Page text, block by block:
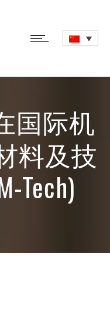
国际机
料及技
Tech)